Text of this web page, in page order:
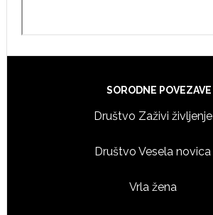
SORODNE POVEZAVE
Društvo Zaživi življenje
Društvo Vesela novica
Vrla žena